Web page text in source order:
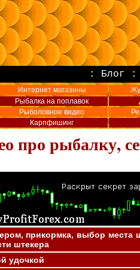
: Блог
Интернет магазины
Рыбалка на поплавок
Рыболовное видео
Карпфишинг
про рыбалку,
прикормка, выбор места
штекера
удочкой